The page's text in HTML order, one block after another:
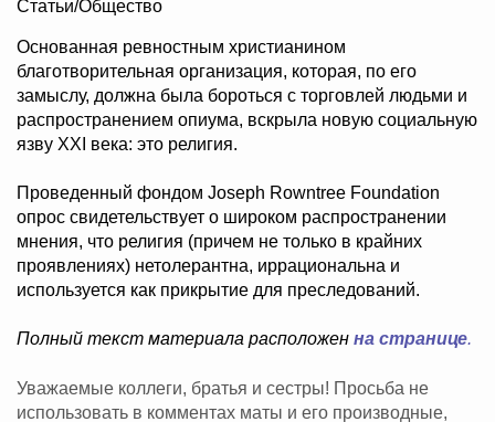
Статьи/Общество
Основанная ревностным христианином
благотворительная организация, которая, по его
замыслу, должна была бороться с торговлей людьми и
распространением опиума, вскрыла новую социальную
язву XXI века: это религия.
Проведенный фондом Joseph Rowntree Foundation
опрос свидетельствует о широком распространении
мнения, что религия (причем не только в крайних
проявлениях) нетолерантна, иррациональна и
используется как прикрытие для преследований.
Полный текст материала расположен на странице.
Уважаемые коллеги, братья и сестры! Просьба не
использовать в комментах маты и его производные,